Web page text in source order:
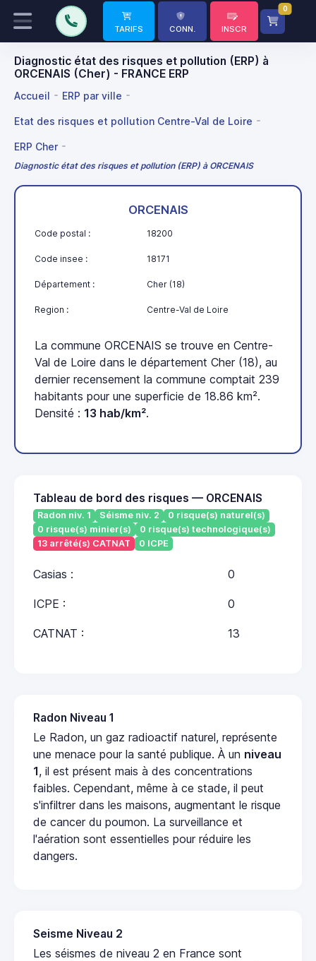
TARIFS CONN. INSCR
0
Diagnostic état des risques et pollution (ERP) à
ORCENAIS (Cher) - FRANCE ERP
Accueil ERP par ville
Etat des risques et pollution Centre-Val de Loire
ERP Cher
Diagnostic état des risques et pollution (ERP) à ORCENAIS
ORCENAIS
Code postal : 18200
Code insee : 18171
Département : Cher (18)
Region : Centre-Val de Loire
La commune ORCENAIS se trouve en Centre-
Val de Loire dans le département Cher (18), au
dernier recensement la commune comptait 239
habitants pour une superficie de 18.86 km².
Densité : 13 hab/km².
Tableau de bord des risques — ORCENAIS
Radon niv. 1 Séisme niv. 2
0 risque(s) naturel(s)
0 risque(s) minier(s)
0 risque(s) technologique(s)
13 arrêté(s) CATNAT
0 ICPE
Casias : 0
ICPE : 0
CATNAT : 13
Radon Niveau 1
Le Radon, un gaz radioactif naturel, représente
une menace pour la santé publique. À un niveau
1, il est présent mais à des concentrations
faibles. Cependant, même à ce stade, il peut
s'infiltrer dans les maisons, augmentant le risque
de cancer du poumon. La surveillance et
l'aération sont essentielles pour réduire les
dangers.
Seisme Niveau 2
Les séismes de niveau 2 en France sont